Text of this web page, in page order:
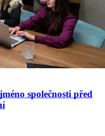
společnosti před